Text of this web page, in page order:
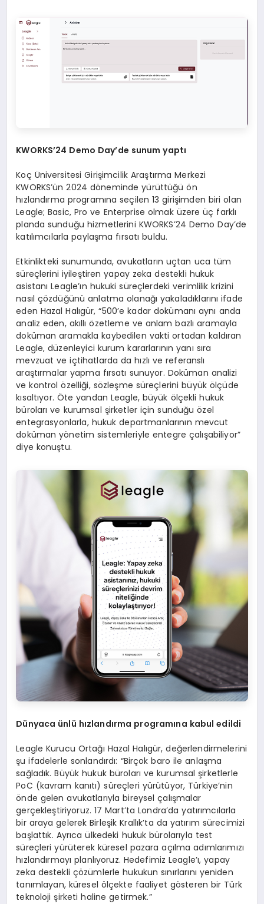
KWORKS’24 Demo Day’de sunum yaptı
Koç Üniversitesi Girişimcilik Araştırma Merkezi
KWORKS’ün 2024 döneminde yürüttüğü ön
hızlandırma programına seçilen 13 girişimden biri olan
Leagle; Basic, Pro ve Enterprise olmak üzere üç farklı
planda sunduğu hizmetlerini KWORKS’24 Demo Day’de
katılımcılarla paylaşma fırsatı buldu.
Etkinlikteki sunumunda, avukatların uçtan uca tüm
süreçlerini iyileştiren yapay zeka destekli hukuk
asistanı Leagle’ın hukuki süreçlerdeki verimlilik krizini
nasıl çözdüğünü anlatma olanağı yakaladıklarını ifade
eden Hazal Halıgür, “500’e kadar dokümanı aynı anda
analiz eden, akıllı özetleme ve anlam bazlı aramayla
doküman aramakla kaybedilen vakti ortadan kaldıran
Leagle, düzenleyici kurum kararlarının yanı sıra
mevzuat ve içtihatlarda da hızlı ve referanslı
araştırmalar yapma fırsatı sunuyor. Doküman analizi
ve kontrol özelliği, sözleşme süreçlerini büyük ölçüde
kısaltıyor. Öte yandan Leagle, büyük ölçekli hukuk
büroları ve kurumsal şirketler için sunduğu özel
entegrasyonlarla, hukuk departmanlarının mevcut
doküman yönetim sistemleriyle entegre çalışabiliyor”
diye konuştu.
Dünyaca ünlü hızlandırma programına kabul edildi
Leagle Kurucu Ortağı Hazal Halıgür, değerlendirmelerini
şu ifadelerle sonlandırdı: “Birçok baro ile anlaşma
sağladık. Büyük hukuk büroları ve kurumsal şirketlerle
PoC (kavram kanıtı) süreçleri yürütüyor, Türkiye’nin
önde gelen avukatlarıyla bireysel çalışmalar
gerçekleştiriyoruz. 17 Mart’ta Londra’da yatırımcılarla
bir araya gelerek Birleşik Krallık’ta da yatırım sürecimizi
başlattık. Ayrıca ülkedeki hukuk bürolarıyla test
süreçleri yürüterek küresel pazara açılma adımlarımızı
hızlandırmayı planlıyoruz. Hedefimiz Leagle’ı, yapay
zeka destekli çözümlerle hukukun sınırlarını yeniden
tanımlayan, küresel ölçekte faaliyet gösteren bir Türk
teknoloji şirketi haline getirmek.”